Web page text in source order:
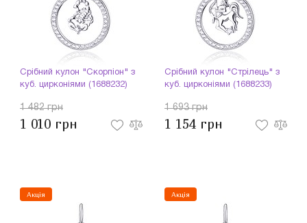
Срібний кулон "Скорпіон" з
куб. цирконіями (1688232)
1 482 грн
1 010 грн
Срібний кулон "Стрілець" з
куб. цирконіями (1688233)
1 693 грн
1 154 грн
Акція Акція